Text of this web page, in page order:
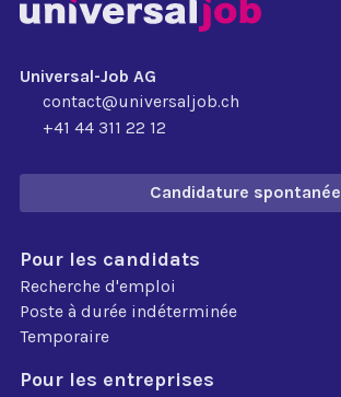
Universal-Job AG
contact@universaljob.ch
+41 44 311 22 12
Candidature spontanée
Pour les candidats
Recherche d'emploi
Poste à durée indéterminée
Temporaire
Pour les entreprises